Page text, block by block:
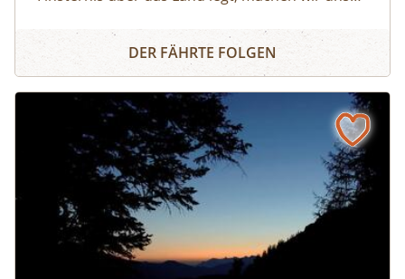
Moorkomplex Österreichs finden seltene Tiere
und Pflanzen ideale Lebensbedingungen. Wir
Stimmung und Mystik dieser sagenumwobenen
Urlandschaft und ergründen so manches
Moorgeheimnis.Infos und Buchung:
Irrlichter und Moorgeister
DER FÄHRTE FOLGEN